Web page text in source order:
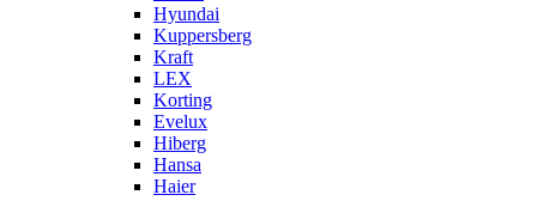
Hyundai
Kuppersberg
Kraft
LEX
Korting
Evelux
Hiberg
Hansa
Haier